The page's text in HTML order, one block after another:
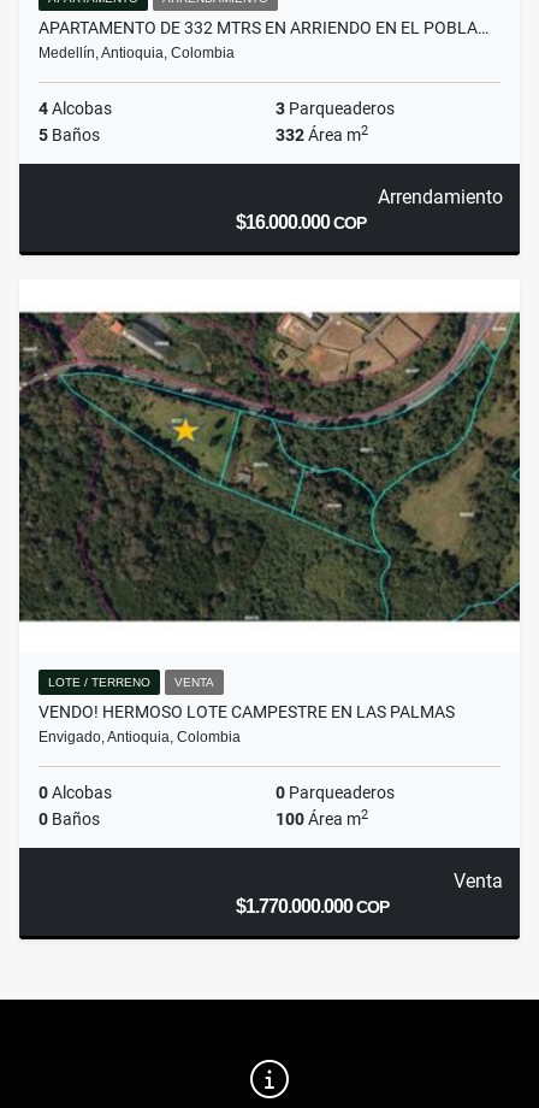
APARTAMENTO DE 332 MTRS EN ARRIENDO EN EL POBLA…
Medellín, Antioquia, Colombia
4Alcobas 3 Parqueaderos
5 Baños 332Área m2
Arrendamiento
$16.000.000COP
LOTE / TERRENO VENTA
VENDO! HERMOSO LOTE CAMPESTRE EN LAS PALMAS
Envigado, Antioquia, Colombia
0Alcobas 0 Parqueaderos
0 Baños 100Área m2
Venta
$1.770.000.000COP